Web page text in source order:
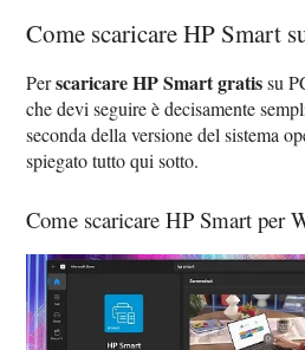
Come scaricare HP Smart
Perscaricare HP Smart gratissu
che devi seguire è decisamente
seconda della versione del sistema
spiegato tutto qui sotto.
Come scaricare HP Smart per